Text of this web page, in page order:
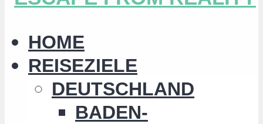
HOME
REISEZIELE
DEUTSCHLAND
BADEN-